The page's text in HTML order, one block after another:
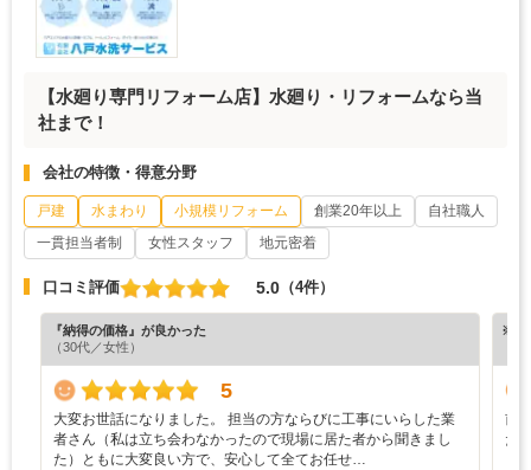
【水廻り専門リフォーム店】水廻り・リフォームなら当
社まで！
会社の特徴・得意分野
戸建 水まわり 小規模リフォーム 創業20年以上
自社職人
一貫担当者制
女性スタッフ 地元密着
口コミ評価 5.0 （4件）
『納得の価格』が良かった
（30代／女性）
5
大変お世話になりました。 担当の方ならびに工事にいらした業
者さん（私は立ち会わなかったので現場に居た者から聞きまし
た）ともに大変良い方で、安心して全てお任せ…
※ホ
前
た